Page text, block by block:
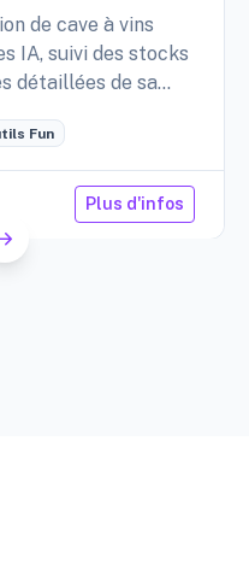
de cave à vins
IA, suivi des stocks
détaillées de sa
Fun
Plus d'infos